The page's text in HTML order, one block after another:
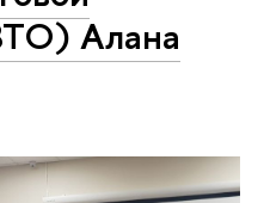
Алана